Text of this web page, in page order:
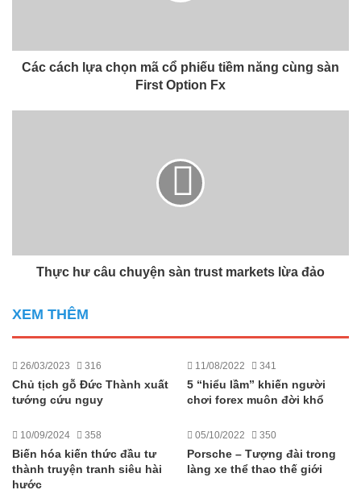
Các cách lựa chọn mã cổ phiếu tiềm năng cùng sàn
First Option Fx
Thực hư câu chuyện sàn trust markets lừa đảo
XEM THÊM
26/03/2023 316
Chủ tịch gỗ Đức Thành xuất
tướng cứu nguy
11/08/2022 341
5 “hiểu lầm” khiến người
chơi forex muôn đời khổ
10/09/2024 358
Biến hóa kiến thức đầu tư
thành truyện tranh siêu hài
hước
05/10/2022 350
Porsche – Tượng đài trong
làng xe thể thao thế giới